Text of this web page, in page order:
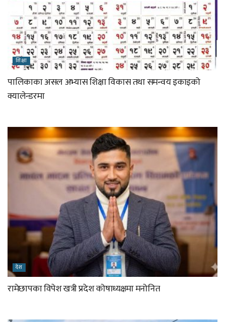
शिक्षा
पालिकाका असल अभ्यास शिक्षा विकास तथा समन्वय इकाइको
क्यालेन्डरमा
देश
रामेछापका विपेश खत्री प्रदेश कोषाध्यक्षमा मनोनित